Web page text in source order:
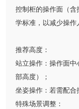
控制柜的操作面（
学标准，以减少操作
推荐高度：
站立操作：操作面
部高度）；
坐姿操作：若需配合
特殊场景调整：